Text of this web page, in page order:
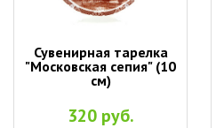
Сувенирная тарелка
"Московская сепия" (10
см)
320 руб.